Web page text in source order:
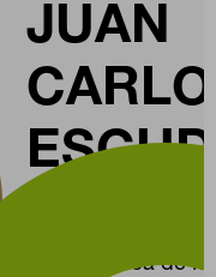
JUAN
Jefe del Área de